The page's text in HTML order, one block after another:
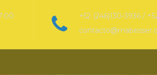
+52 (246)130-3936 /